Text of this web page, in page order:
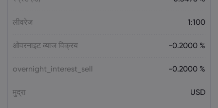
Emma Rose
Overheating, U.S. Trade Policy Risk
लीवरेज 1:100
ओवरनाइट ब्याज विक्रय -0.2000 %
overnight_interest_sell -0.2000 %
मुद्रा USD